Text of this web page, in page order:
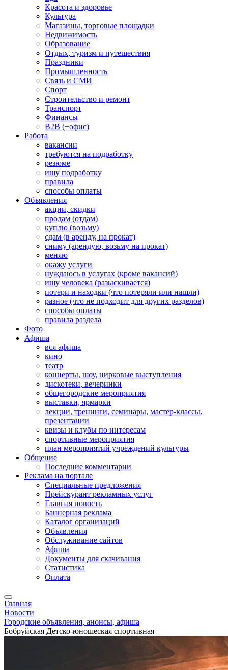
Красота и здоровье
Культура
Магазины, торговые площадки
Недвижимость
Образование
Отдых, туризм и путешествия
Праздники
Промышленность
Связь и СМИ
Спорт
Строительство и ремонт
Транспорт
Финансы
B2B (+офис)
Работа
вакансии
требуются на подработку
резюме
ищу подработку
правила
способы оплаты
Объявления
акции, скидки
продам (отдам)
куплю (возьму)
сдам (в аренду, на прокат)
сниму (арендую, возьму на прокат)
меняю
окажу услуги
нуждаюсь в услугах (кроме вакансий)
ищу человека (разыскивается)
потери и находки (что потеряли или нашли)
разное (что не подходит для других разделов)
способы оплаты
правила раздела
Фото
Афиша
вся афиша
кино
театр
концерты, шоу, цирковые выступления
дискотеки, вечеринки
общегородские мероприятия
выставки, ярмарки
лекции, тренинги, семинары, мастер-классы,
презентации
квизы и клубы по интересам
спортивные мероприятия
план мероприятий учреждений культуры
Общение
Последние комментарии
Реклама на портале
Специальные предложения
Прейскурант рекламных услуг
Главная новость
Баннерная реклама
Каталог организаций
Объявления
Обслуживание сайтов
Афиша
Документы для скачивания
Статистика
Оплата
Главная
Новости
Городские объявления, анонсы, афиша
Бобруйская Детско-юношеская спортивная